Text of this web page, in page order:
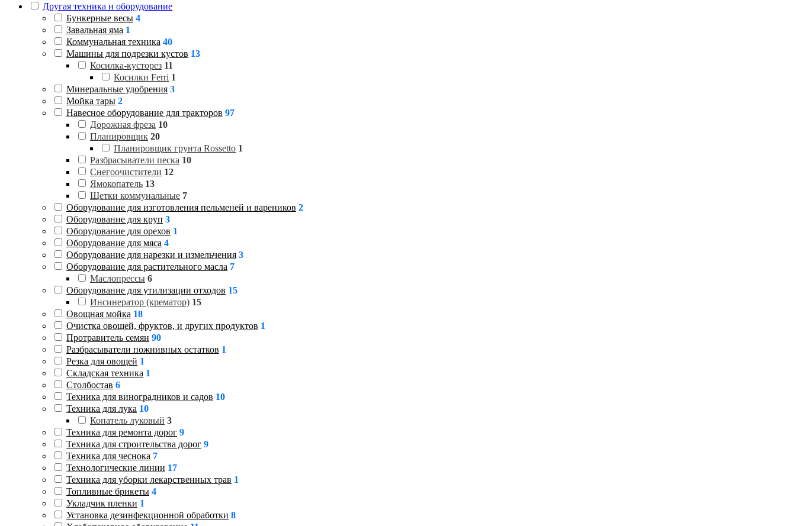
Другая техника и оборудование
Бункерные весы 4
Завальная яма 1
Коммунальная техника 40
Машины для подрезки кустов 13
Косилка-кусторез 11
Косилки Ferri 1
Минеральные удобрения 3
Мойка тары 2
Навесное оборудование для тракторов 97
Дорожная фреза 10
Планировщик 20
Планировщик грунта Rossetto 1
Разбрасыватели песка 10
Снегоочистители 12
Ямокопатель 13
Щетки коммунальные 7
Оборудование для изготовления пельменей и вареников 2
Оборудование для круп 3
Оборудование для орехов 1
Оборудование для мяса 4
Оборудование для нарезки и измельчения 3
Оборудование для растительного масла 7
Маслопрессы 6
Оборудование для утилизации отходов 15
Инсинератор (крематор) 15
Овощная мойка 18
Очистка овощей, фруктов, и других продуктов 1
Протравитель семян 90
Разбрасыватели пожнивных остатков 1
Резка для овощей 1
Складская техника 1
Столбостав 6
Техника для виноградников и садов 10
Техника для лука 10
Копатель луковый 3
Техника для ремонта дорог 9
Техника для строительства дорог 9
Техника для чеснока 7
Технологические линии 17
Техника для уборки лекарственных трав 1
Топливные брикеты 4
Укладчик пленки 1
Установка дезинфекционной обработки 8